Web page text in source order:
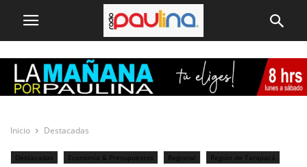
Inicio Destacadas
Destacadas Economía & Presupuestos Regional Región de Tarapacá